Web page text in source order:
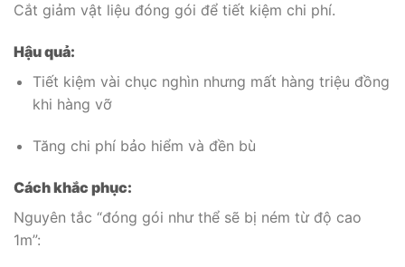
Cắt giảm vật liệu đóng gói để tiết kiệm chi phí.
Hậu quả:
Tiết kiệm vài chục nghìn nhưng mất hàng triệu đồng
khi hàng vỡ
Tăng chi phí bảo hiểm và đền bù
Cách khắc phục:
Nguyên tắc “đóng gói như thể sẽ bị ném từ độ cao
1m”: